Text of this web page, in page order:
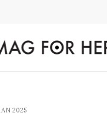
2025